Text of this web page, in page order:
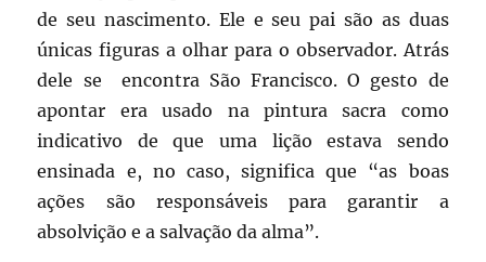
de seu nascimento. Ele e seu pai são as duas
únicas figuras a olhar para o observador. Atrás
dele se encontra São Francisco. O gesto de
apontar era usado na pintura sacra como
indicativo de que uma lição estava sendo
ensinada e, no caso, significa que “as boas
ações são responsáveis para garantir a
absolvição e a salvação da alma”.